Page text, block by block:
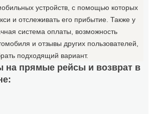
устройств, с помощью которых
и отслеживать его прибытие. Также у
система оплаты, возможность
и отзывы других пользователей,
подходящий вариант.
на прямые рейсы и возврат в